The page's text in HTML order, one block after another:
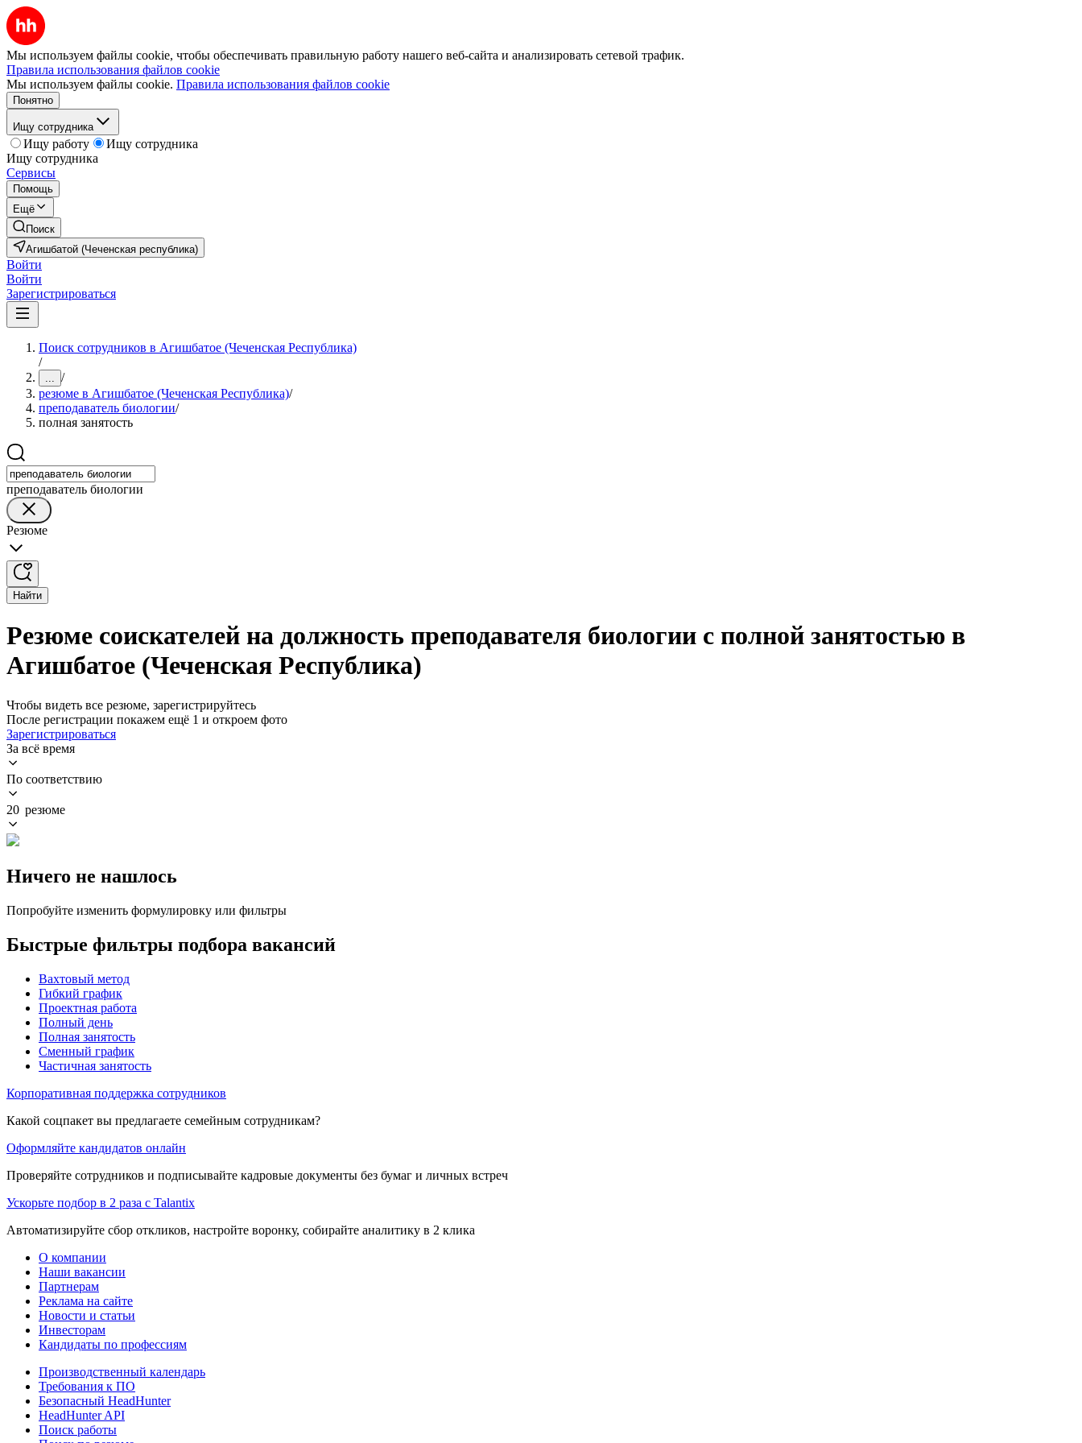
Мы используем файлы cookie, чтобы обеспечивать правильную работу нашего веб-сайта и анализировать сетевой трафик.
Правила использования файлов cookie
Мы используем файлы cookie. Правила использования файлов cookie
Понятно
Ищу сотрудника
Ищу работу
Ищу сотрудника
Ищу сотрудника
Сервисы
Помощь
Ещё
Поиск
Агишбатой (Чеченская республика)
Войти
Войти
Зарегистрироваться
Поиск сотрудников в Агишбатое (Чеченская Республика)
/
... /
резюме в Агишбатое (Чеченская Республика)/
преподаватель биологии/
полная занятость
преподаватель биологии
Резюме
Найти
Резюме соискателей на должность преподавателя биологии с полной занятостью в
Агишбатое (Чеченская Республика)
Чтобы видеть все резюме, зарегистрируйтесь
После регистрации покажем ещё 1 и откроем фото
Зарегистрироваться
За всё время
По соответствию
20 резюме
Ничего не нашлось
Попробуйте изменить формулировку или фильтры
Быстрые фильтры подбора вакансий
Вахтовый метод
Гибкий график
Проектная работа
Полный день
Полная занятость
Сменный график
Частичная занятость
Корпоративная поддержка сотрудников
Какой соцпакет вы предлагаете семейным сотрудникам?
Оформляйте кандидатов онлайн
Проверяйте сотрудников и подписывайте кадровые документы без бумаг и личных встреч
Ускорьте подбор в 2 раза с Talantix
Автоматизируйте сбор откликов, настройте воронку, собирайте аналитику в 2 клика
О компании
Наши вакансии
Партнерам
Реклама на сайте
Новости и статьи
Инвесторам
Кандидаты по профессиям
Производственный календарь
Требования к ПО
Безопасный HeadHunter
HeadHunter API
Поиск работы